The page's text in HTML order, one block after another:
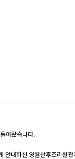
어왔습니다.
안내하신 영월산후조리원